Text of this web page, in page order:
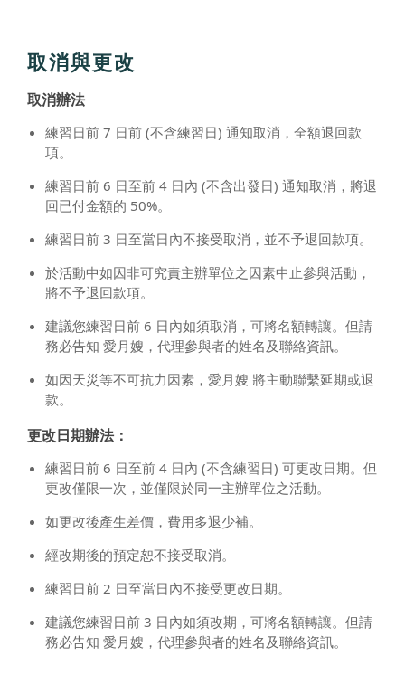
取消與更改
取消辦法
練習日前 7 日前 (不含練習日) 通知取消，全額退回款
項。
練習日前 6 日至前 4 日內 (不含出發日) 通知取消，將退
回已付金額的 50%。
練習日前 3 日至當日內不接受取消，並不予退回款項。
於活動中如因非可究責主辦單位之因素中止參與活動，
將不予退回款項。
建議您練習日前 6 日內如須取消，可將名額轉讓。但請
務必告知 愛月嫂，代理參與者的姓名及聯絡資訊。
如因天災等不可抗力因素，愛月嫂 將主動聯繫延期或退
款。
更改日期辦法：
練習日前 6 日至前 4 日內 (不含練習日) 可更改日期。但
更改僅限一次，並僅限於同一主辦單位之活動。
如更改後產生差價，費用多退少補。
經改期後的預定恕不接受取消。
練習日前 2 日至當日內不接受更改日期。
建議您練習日前 3 日內如須改期，可將名額轉讓。但請
務必告知 愛月嫂，代理參與者的姓名及聯絡資訊。